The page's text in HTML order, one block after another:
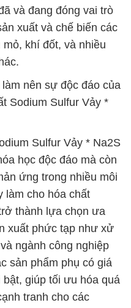
và đang đóng vai trò
xuất và chế biến các
khí đốt, và nhiều
nên sự độc đáo của
Sodium Sulfur Vảy *
Sulfur Vảy * Na2S
học độc đáo mà còn
ứng trong nhiều môi
làm cho hóa chất
thành lựa chọn ưa
xuất phức tạp như xử
ngành công nghiệp
sản phẩm phụ có giá
giúp tối ưu hóa quá
tranh cho các